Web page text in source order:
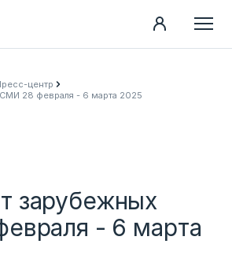
центр
28 февраля - 6 марта 2025
зарубежных
- 6 марта